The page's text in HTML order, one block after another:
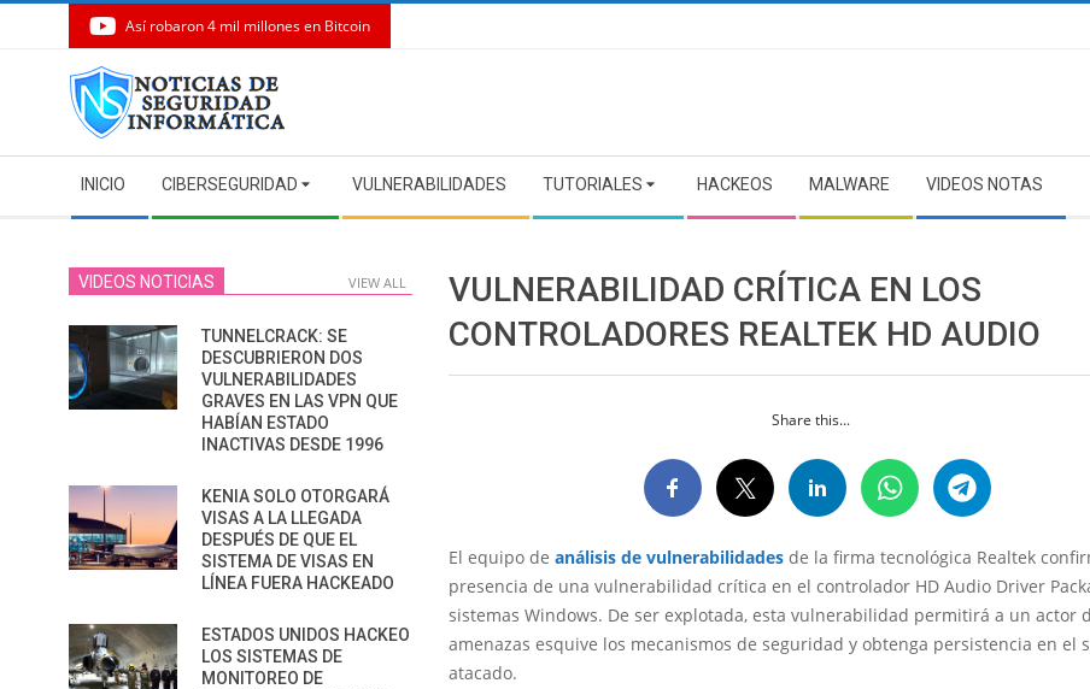
Así robaron 4 mil millones en Bitcoin
Navigation
Menu
INICIO CIBERSEGURIDAD VULNERABILIDADES TUTORIALES HACKEOS MALWARE VIDEOS NOTAS
VULNERABILIDAD CRÍTICA EN LOS
CONTROLADORES REALTEK HD AUDIO
Share this...
El equipo de análisis de vulnerabilidades de la firma tecnológica Realtek
presencia de una vulnerabilidad crítica en el controlador HD Audio Driver
sistemas Windows. De ser explotada, esta vulnerabilidad permitirá a un actor
amenazas esquive los mecanismos de seguridad y obtenga persistencia en el
atacado.
VIDEOS NOTICIAS VIEW ALL
TUNNELCRACK: SE
DESCUBRIERON DOS
VULNERABILIDADES
GRAVES EN LAS VPN QUE
HABÍAN ESTADO
INACTIVAS DESDE 1996
KENIA SOLO OTORGARÁ
VISAS A LA LLEGADA
DESPUÉS DE QUE EL
SISTEMA DE VISAS EN
LÍNEA FUERA HACKEADO
ESTADOS UNIDOS HACKEO
LOS SISTEMAS DE
MONITOREO DE